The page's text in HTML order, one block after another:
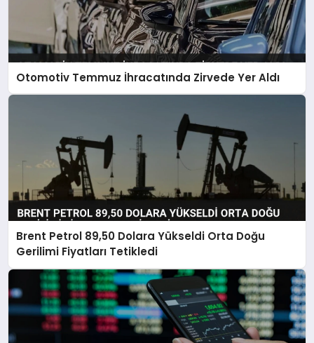
Otomotiv Temmuz İhracatında Zirvede Yer Aldı
Brent Petrol 89,50 Dolara Yükseldi Orta Doğu
Gerilimi Fiyatları Tetikledi